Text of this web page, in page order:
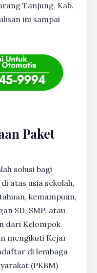
Tanjung, Kab.
ini sampai
Paket
solusi bagi
atas usia sekolah,
kemampuan,
SD, SMP, atau
dari Kelompok
mengikuti Kejar
di lembaga
(PKBM)